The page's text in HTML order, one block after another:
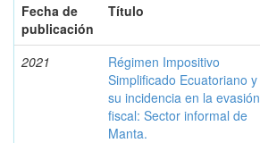
Fecha de
publicación
Título
2021
Régimen Impositivo
Simplificado Ecuatoriano y
su incidencia en la evasión
fiscal: Sector informal de
Manta.